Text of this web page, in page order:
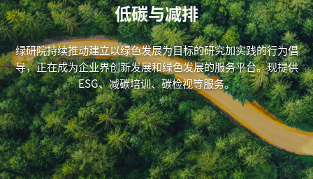
低碳与减排
绿研院持续推动建立以绿色发展为目标的研究加实践的行为倡
导，正在成为企业界创新发展和绿色发展的服务平台。现提供
ESG、减碳培训、碳检视等服务。